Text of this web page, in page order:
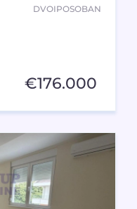
DVOIPOSOBAN
€176.000